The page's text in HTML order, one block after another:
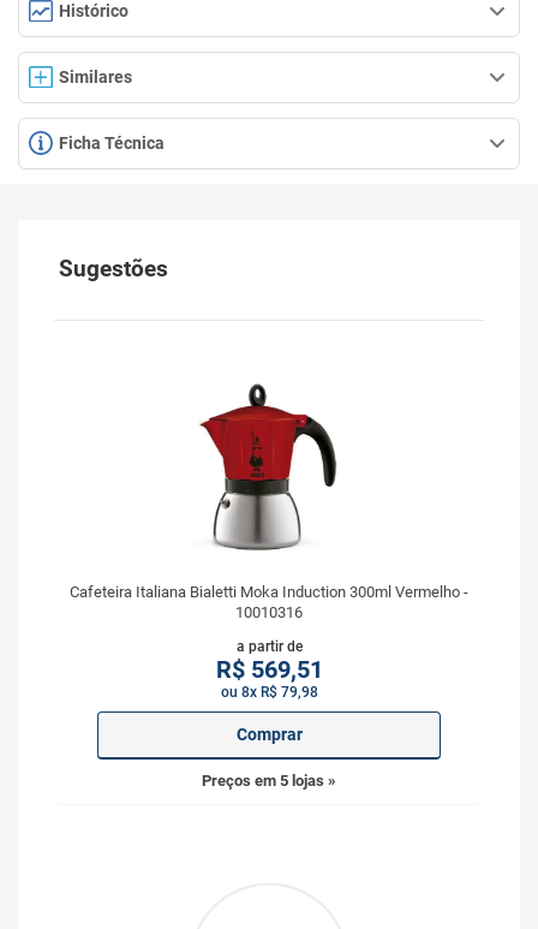
Histórico
Similares
Ficha Técnica
Sugestões
Cafeteira Italiana Bialetti Moka Induction 300ml Vermelho -
10010316
a partir de
R$569,51
ou 8x R$ 79,98
Comprar
Preços em 5 lojas »